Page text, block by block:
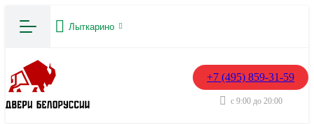
Лыткарино
+7 (495) 859-31-59
с 9:00 до 20:00